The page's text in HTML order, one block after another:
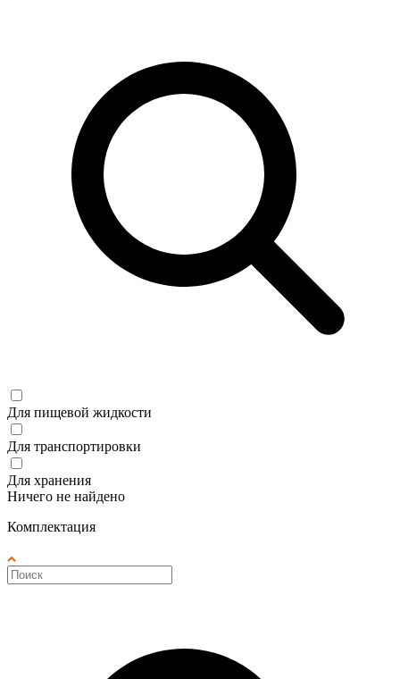
Для пищевой жидкости
Для транспортировки
Для хранения
Ничего не найдено
Комплектация